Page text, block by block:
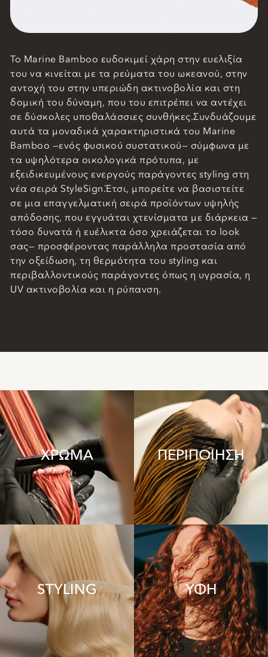
Το Marine Bamboo ευδοκιμεί χάρη στην ευελιξία
του να κινείται με τα ρεύματα του ωκεανού, στην
αντοχή του στην υπεριώδη ακτινοβολία και στη
δομική του δύναμη, που του επιτρέπει να αντέχει
σε δύσκολες υποθαλάσσιες συνθήκες.Συνδυάζουμε
αυτά τα μοναδικά χαρακτηριστικά του Marine
Bamboo —ενός φυσικού συστατικού— σύμφωνα με
τα υψηλότερα οικολογικά πρότυπα, με
εξειδικευμένους ενεργούς παράγοντες styling στη
νέα σειρά StyleSign.Έτσι, μπορείτε να βασιστείτε
σε μια επαγγελματική σειρά προϊόντων υψηλής
απόδοσης, που εγγυάται χτενίσματα με διάρκεια —
τόσο δυνατά ή ευέλικτα όσο χρειάζεται το look
σας— προσφέροντας παράλληλα προστασία από
την οξείδωση, τη θερμότητα του styling και
περιβαλλοντικούς παράγοντες όπως η υγρασία, η
UV ακτινοβολία και η ρύπανση.
ΧΡΩΜΑ ΠΕΡΙΠΟΙΗΣΗ
STYLING ΥΦΗ